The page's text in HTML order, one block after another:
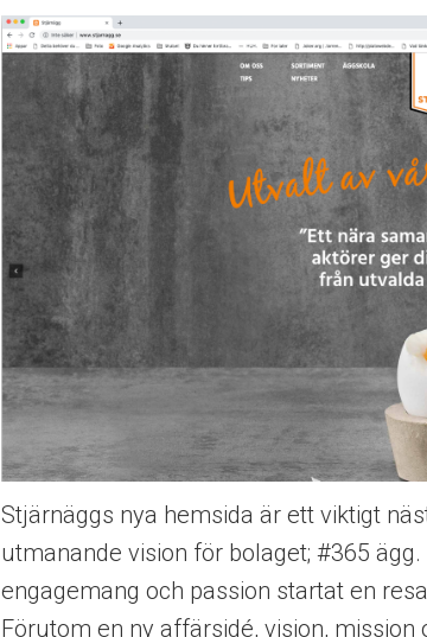
Stjärnäggs nya hemsida är ett viktigt
utmanande vision för bolaget; #365
engagemang och passion startat en
Förutom en ny affärsidé, vision,